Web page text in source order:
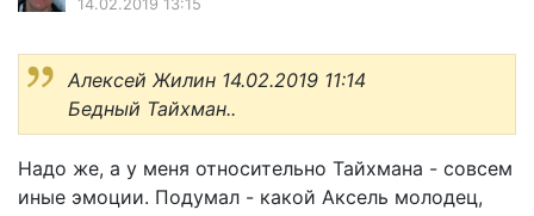
14.02.2019 13:15
Алексей Жилин 14.02.2019 11:14
Бедный Тайхман..
Надо же, а у меня относительно Тайхмана - совсем
иные эмоции. Подумал - какой Аксель молодец,